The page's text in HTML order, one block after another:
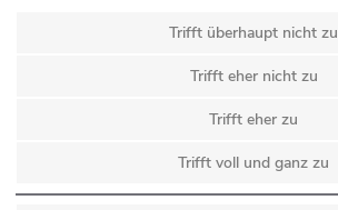
Trifft überhaupt nicht zu
Trifft eher nicht zu
Trifft eher zu
Trifft voll und ganz zu